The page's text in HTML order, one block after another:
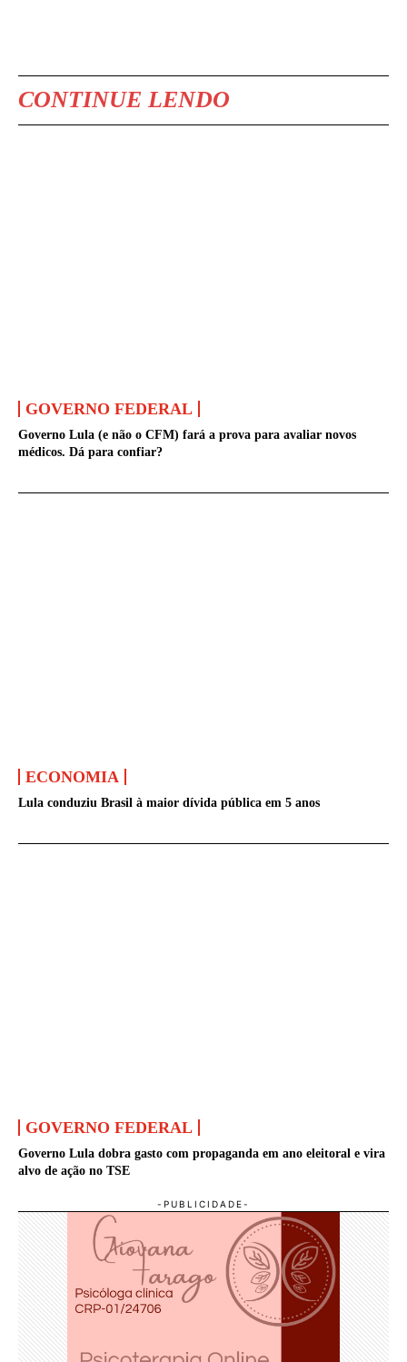
CONTINUE LENDO
GOVERNO FEDERAL
Governo Lula (e não o CFM) fará a prova para avaliar novos
médicos. Dá para confiar?
ECONOMIA
Lula conduziu Brasil à maior dívida pública em 5 anos
GOVERNO FEDERAL
Governo Lula dobra gasto com propaganda em ano eleitoral e vira
alvo de ação no TSE